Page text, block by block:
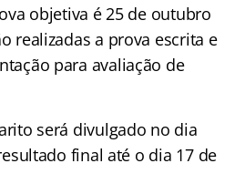
objetiva é 25 de outubro
realizadas a prova escrita e
para avaliação de
será divulgado no dia
final até o dia 17 de